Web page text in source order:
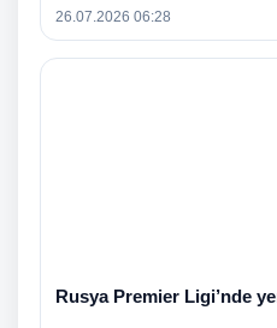
26.07.2026 06:28
Rusya Premier Ligi’nde